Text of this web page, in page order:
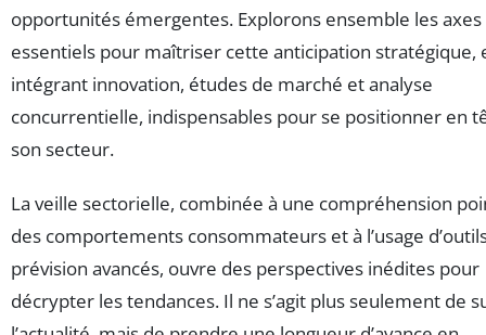
opportunités émergentes. Explorons ensemble les axes
essentiels pour maîtriser cette anticipation stratégique,
intégrant innovation, études de marché et analyse
concurrentielle, indispensables pour se positionner en
son secteur.
La veille sectorielle, combinée à une compréhension
des comportements consommateurs et à l’usage
prévision avancés, ouvre des perspectives inédites pour
décrypter les tendances. Il ne s’agit plus seulement de